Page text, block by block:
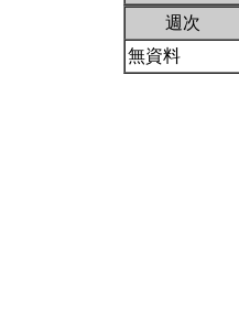
週次
無資料